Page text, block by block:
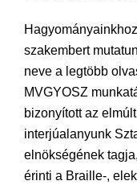
szakembert
neve a legtöbb
MVGYOSZ
bizonyított az
interjúalanyunk
elnökségének
érinti a Braille-,